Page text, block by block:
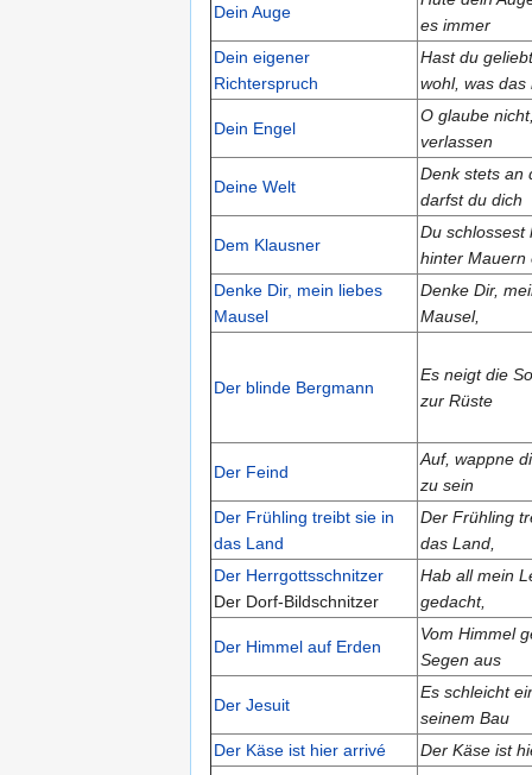
Dein Auge
es immer
Dein eigener
Richterspruch
Hast du
wohl, was das
Dein Engel
O glaube
verlassen
Deine Welt
Denk stets an
darfst du dich
Dem Klausner
Du schlossest
hinter Mauern
Denke Dir, mein liebes
Mausel
Denke Dir,
Mausel,
Der blinde Bergmann
Es neigt die
zur Rüste
Der Feind
Auf, wappne
zu sein
Der Frühling treibt sie in
das Land
Der Frühling
das Land,
Der Herrgottsschnitzer
Der Dorf-Bildschnitzer
Hab all mein
gedacht,
Der Himmel auf Erden
Vom Himmel
Segen aus
Der Jesuit
Es schleicht
seinem Bau
Der Käse ist hier arrivé
Der Käse ist